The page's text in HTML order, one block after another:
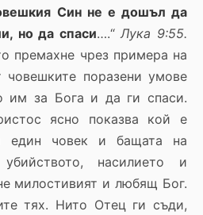
Син не е дошъл да
но да спаси….“Лука 9:55.
премахне чрез примера на
поразени умове
им за Бога и да ги спаси.
ясно показва кой е
един човек и бащата на
насилието и
милостивият и любящ Бог.
тях. Нито Отец ги съди,